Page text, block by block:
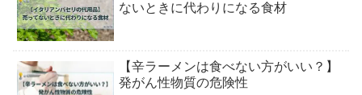
ないときに代わりになる食材
【辛ラーメンは食べない方がいい？】
発がん性物質の危険性